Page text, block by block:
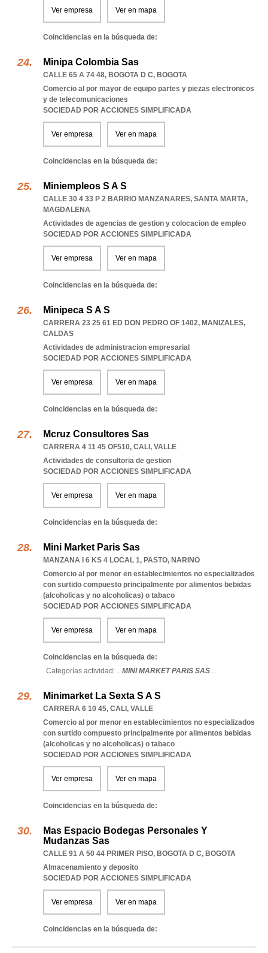
Ver empresa Ver en mapa
Coincidencias en la búsqueda de:
Minipa Colombia Sas
CALLE 65 A 74 48, BOGOTA D C, BOGOTA
Comercio al por mayor de equipo partes y piezas electronicos
y de telecomunicaciones
SOCIEDAD POR ACCIONES SIMPLIFICADA
Ver empresa Ver en mapa
Coincidencias en la búsqueda de:
Miniempleos S A S
CALLE 30 4 33 P 2 BARRIO MANZANARES, SANTA MARTA,
MAGDALENA
Actividades de agencias de gestion y colocacion de empleo
SOCIEDAD POR ACCIONES SIMPLIFICADA
Ver empresa Ver en mapa
Coincidencias en la búsqueda de:
Minipeca S A S
CARRERA 23 25 61 ED DON PEDRO OF 1402, MANIZALES,
CALDAS
Actividades de administracion empresarial
SOCIEDAD POR ACCIONES SIMPLIFICADA
Ver empresa Ver en mapa
Coincidencias en la búsqueda de:
Mcruz Consultores Sas
CARRERA 4 11 45 OF510, CALI , VALLE
Actividades de consultoria de gestion
SOCIEDAD POR ACCIONES SIMPLIFICADA
Ver empresa Ver en mapa
Coincidencias en la búsqueda de:
Mini Market Paris Sas
MANZANA I 6 KS 4 LOCAL 1, PASTO, NARINO
Comercio al por menor en establecimientos no especializados
con surtido compuesto principalmente por alimentos bebidas
(alcoholicas y no alcoholicas) o tabaco
SOCIEDAD POR ACCIONES SIMPLIFICADA
Ver empresa Ver en mapa
Coincidencias en la búsqueda de:
Categorías actividad: ...MINI MARKET PARIS SAS...
Minimarket La Sexta S A S
CARRERA 6 10 45, CALI , VALLE
Comercio al por menor en establecimientos no especializados
con surtido compuesto principalmente por alimentos bebidas
(alcoholicas y no alcoholicas) o tabaco
SOCIEDAD POR ACCIONES SIMPLIFICADA
Ver empresa Ver en mapa
Coincidencias en la búsqueda de:
Mas Espacio Bodegas Personales Y
Mudanzas Sas
CALLE 91 A 50 44 PRIMER PISO, BOGOTA D C, BOGOTA
Almacenamiento y deposito
SOCIEDAD POR ACCIONES SIMPLIFICADA
Ver empresa Ver en mapa
Coincidencias en la búsqueda de: